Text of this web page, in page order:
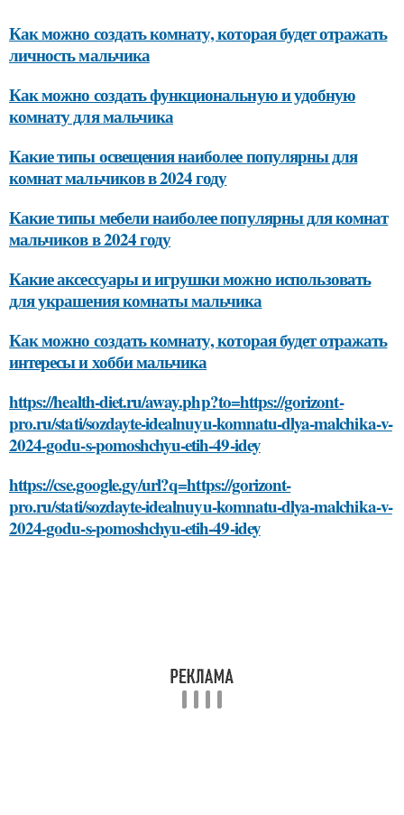
Как можно создать комнату, которая будет отражать
личность мальчика
Как можно создать функциональную и удобную
комнату для мальчика
Какие типы освещения наиболее популярны для
комнат мальчиков в 2024 году
Какие типы мебели наиболее популярны для комнат
мальчиков в 2024 году
Какие аксессуары и игрушки можно использовать
для украшения комнаты мальчика
Как можно создать комнату, которая будет отражать
интересы и хобби мальчика
https://health-diet.ru/away.php?to=https://gorizont-
pro.ru/stati/sozdayte-idealnuyu-komnatu-dlya-malchika-v-
2024-godu-s-pomoshchyu-etih-49-idey
https://cse.google.gy/url?q=https://gorizont-
pro.ru/stati/sozdayte-idealnuyu-komnatu-dlya-malchika-v-
2024-godu-s-pomoshchyu-etih-49-idey